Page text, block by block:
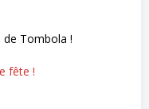
Tombola !
fête !